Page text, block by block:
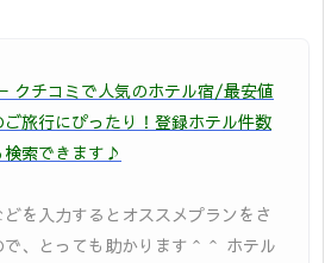
クチコミで人気のホテル宿/最安値
旅行にぴったり！登録ホテル件数
索できます♪
を入力するとオススメプランをさ
、とっても助かります＾＾ ホテル